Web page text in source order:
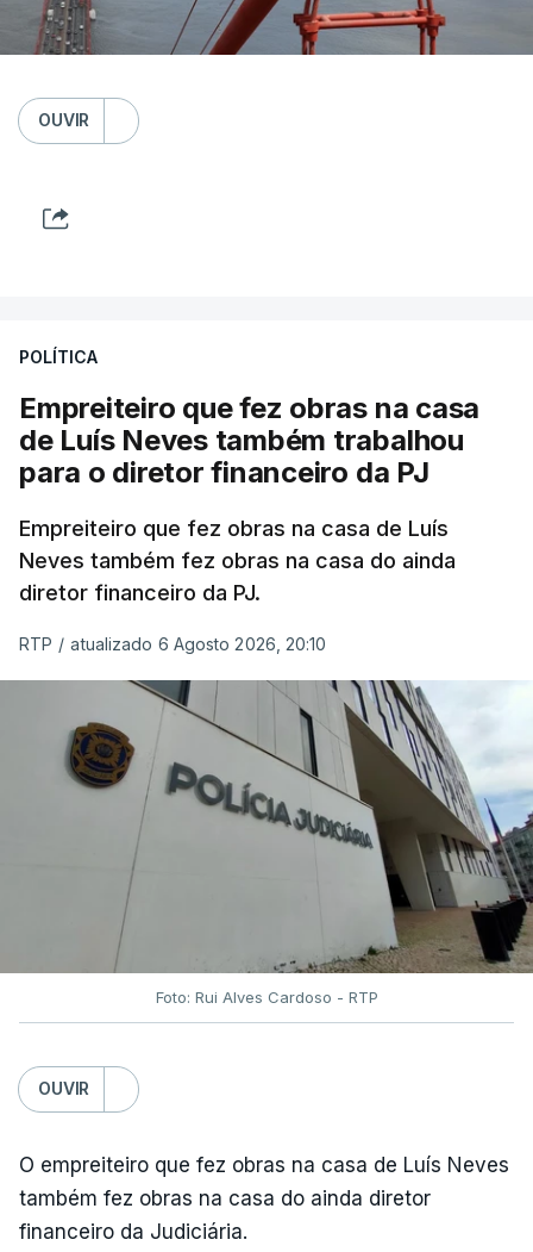
OUVIR
POLÍTICA
Empreiteiro que fez obras na casa
de Luís Neves também trabalhou
para o diretor financeiro da PJ
Empreiteiro que fez obras na casa de Luís
Neves também fez obras na casa do ainda
diretor financeiro da PJ.
RTP / atualizado 6 Agosto 2026, 20:10
Foto: Rui Alves Cardoso - RTP
OUVIR
O empreiteiro que fez obras na casa de Luís Neves
também fez obras na casa do ainda diretor
financeiro da Judiciária.